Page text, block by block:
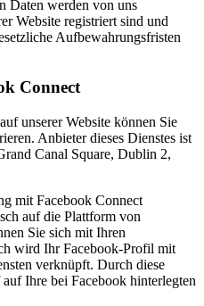
Daten werden von uns
Website registriert sind und
Aufbewahrungsfristen
Connect
unserer Website können Sie
Anbieter dieses Dienstes ist
Canal Square, Dublin 2,
mit Facebook Connect
auf die Plattform von
Sie sich mit Ihren
wird Ihr Facebook-Profil mit
verknüpft. Durch diese
Ihre bei Facebook hinterlegten